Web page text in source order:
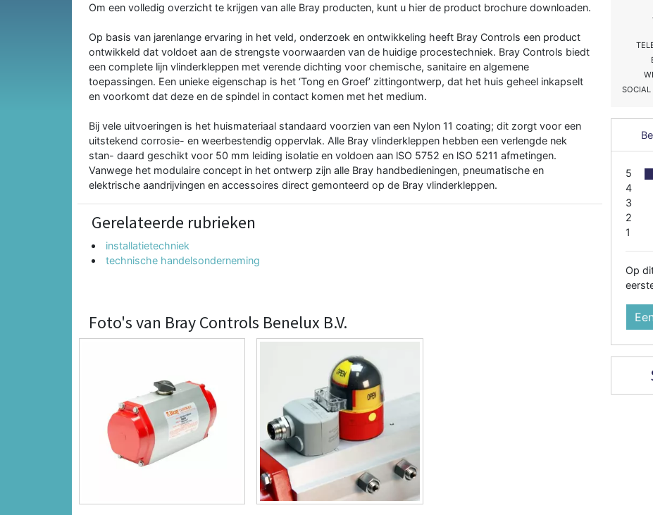
Om een volledig overzicht te krijgen van alle Bray producten, kunt u hier de product brochure downloaden.
Op basis van jarenlange ervaring in het veld, onderzoek en ontwikkeling heeft Bray Controls een product
ontwikkeld dat voldoet aan de strengste voorwaarden van de huidige procestechniek. Bray Controls biedt
een complete lijn vlinderkleppen met verende dichting voor chemische, sanitaire en algemene
toepassingen. Een unieke eigenschap is het ‘Tong en Groef’ zittingontwerp, dat het huis geheel inkapselt
en voorkomt dat deze en de spindel in contact komen met het medium.
Bij vele uitvoeringen is het huismateriaal standaard voorzien van een Nylon 11 coating; dit zorgt voor een
uitstekend corrosie- en weerbestendig oppervlak. Alle Bray vlinderkleppen hebben een verlengde nek
stan- daard geschikt voor 50 mm leiding isolatie en voldoen aan lSO 5752 en lSO 5211 afmetingen.
Vanwege het modulaire concept in het ontwerp zijn alle Bray handbedieningen, pneumatische en
elektrische aandrijvingen en accessoires direct gemonteerd op de Bray vlinderkleppen.
Gerelateerde rubrieken
installatietechniek
technische handelsonderneming
Foto's van Bray Controls Benelux B.V.
SOCIAL
5
4
3
2
1
Op